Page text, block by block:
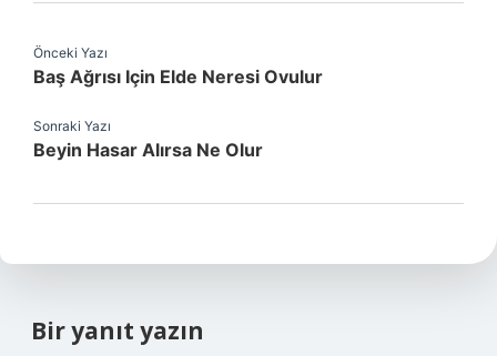
Önceki Yazı
Baş Ağrısı Için Elde Neresi Ovulur
Sonraki Yazı
Beyin Hasar Alırsa Ne Olur
Bir yanıt yazın